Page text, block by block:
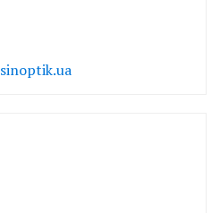
sinoptik.ua